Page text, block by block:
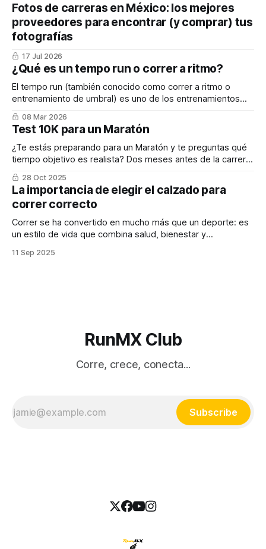
Fotos de carreras en México: los mejores
proveedores para encontrar (y comprar) tus
fotografías
17 Jul 2026
¿Qué es un tempo run o correr a ritmo?
El tempo run (también conocido como correr a ritmo o
entrenamiento de umbral) es uno de los entrenamientos
más importantes para mejorar el rendimiento en running.
08 Mar 2026
Test 10K para un Maratón
¿Te estás preparando para un Maratón y te preguntas qué
tiempo objetivo es realista? Dos meses antes de la carrera,
un test de 10 kilómetros puede ser tu mejor aliado para
evaluar tu condición física y establecer metas alcanzables.
28 Oct 2025
La importancia de elegir el calzado para
correr correcto
Correr se ha convertido en mucho más que un deporte: es
un estilo de vida que combina salud, bienestar y
determinantes para disfrutar plenamente de esta disciplina
11 Sep 2025
RunMX Club
Corre, crece, conecta...
Subscribe